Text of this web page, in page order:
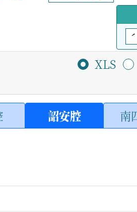
ˊ
XLS
詔安腔 南